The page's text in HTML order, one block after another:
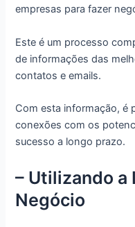
empresas para fazer
Este é um processo
de informações das
contatos e emails.
Com esta informação, é
conexões com os
sucesso a longo prazo.
– Utilizando a
Negócio